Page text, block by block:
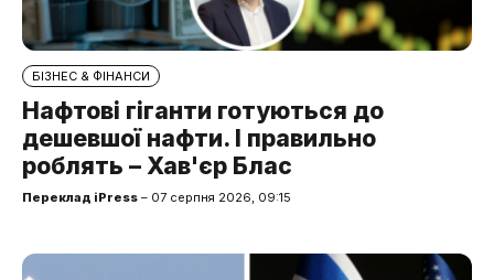
БІЗНЕС & ФІНАНСИ
Нафтові гіганти готуються до
дешевшої нафти. І правильно
роблять – Хав'єр Блас
Переклад iPress – 07 серпня 2026, 09:15